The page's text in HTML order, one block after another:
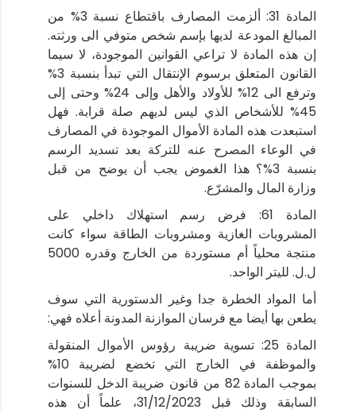
المادة 31: ألزمت المصارف باقتطاع نسبة 3% من
المبالغ المودعة لديها بإسم شخص متوفي الى ورثته.
إن هذه المادة لا تراعي القوانين الموجودة، لا سيما
القانون المتعلق برسوم الإنتقال التي تبدأ بنسبة 3%
وترفع الى 12% للأولاد والأهل وإلى 24% وحتى إلى
45% للأشخاص الذي ليس لديهم صلة قرابة. فهل
استبعدت هذه المادة الأموال الموجودة في المصارف
في الوعاء المصرح عنه للتركة بعد تسديد الرسم
بنسبة 3%؟ هذا الغموض يجب أن يوضح من قبل
وزارة المال والمشرّع.
المادة 61: فرض رسم استهلاك داخلي على
المشروبات الغازية ومشروبات الطاقة سواء كانت
منتجة محلياً أم مستوردة من الخارج وقدره 5000
ل.ل. لليتر الواحد.
أما المواد الخطرة جدا وغير الدستورية التي سوف
يطعن بها أيضا مع فرسان الموازنة المدونة أعلاه فهي:
المادة 25: تسوية ضريبة رؤوس الأموال المنقولة
والموظفة في الخارج التي تخضع لضريبة 10%
بموجب المادة 82 من قانون ضريبة الدخل للسنوات
السابقة وذلك قبل 31/12/2023، علماً أن هذه